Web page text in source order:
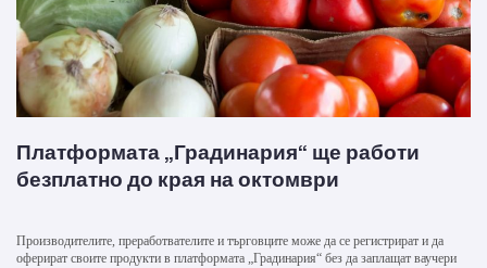
Платформата „Градинария“ ще работи
безплатно до края на октомври
Производителите, преработвателите и търговците може да се регистрират и да
оферират своите продукти в платформата „Градинария“ без да заплащат ваучери